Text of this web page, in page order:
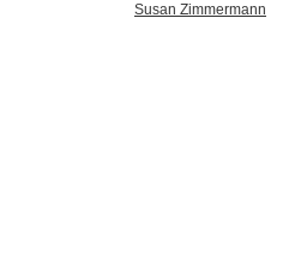
Susan Zimmermann